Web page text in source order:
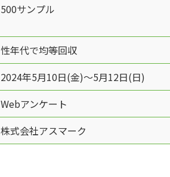
500サンプル
性年代で均等回収
2024年5月10日(金)～5月12日(日)
Webアンケート
株式会社アスマーク